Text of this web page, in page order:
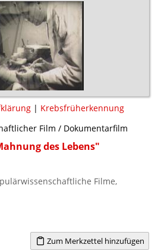
| Krebsfrüherkennung
Film / Dokumentarfilm
des Lebens"
Filme,
Zum Merkzettel hinzufügen